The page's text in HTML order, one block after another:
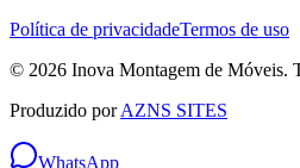
Política de privacidadeTermos de uso
© 2026 Inova Montagem de Móveis.
Produzido porAZNS SITES
WhatsApp